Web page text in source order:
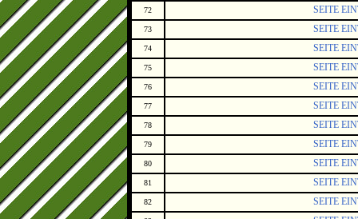
72 SEITE
73 SEITE
74 SEITE
75 SEITE
76 SEITE
77 SEITE
78 SEITE
79 SEITE
80 SEITE
81 SEITE
82 SEITE